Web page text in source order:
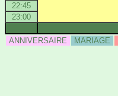
22:45
23:00
ANNIVERSAIRE
MARIAGE